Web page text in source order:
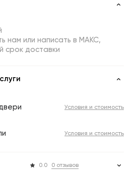
нам или написать в МАКС,
срок доставки
Условия и стоимость
Условия и стоимость
0.0 0 отзывов